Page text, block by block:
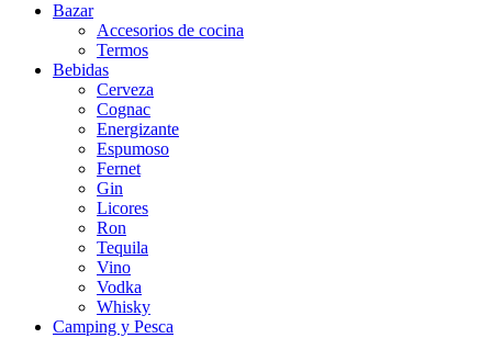
Bazar
Accesorios de cocina
Termos
Bebidas
Cerveza
Cognac
Energizante
Espumoso
Fernet
Gin
Licores
Ron
Tequila
Vino
Vodka
Whisky
Camping y Pesca